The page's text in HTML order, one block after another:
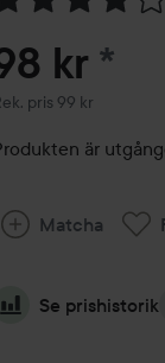
till Betyg &
kr *
pris 99 kr pris 99
är
Matcha
Se prishistorik